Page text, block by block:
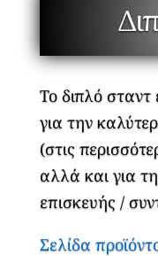
Το διπλό σταντ
για την
(στις
αλλά και για
επισκευής /
Σελίδα